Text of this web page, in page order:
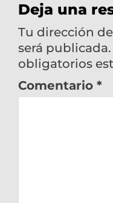
Deja una
Tu dirección
será publicada.
obligatorios
Comentario *